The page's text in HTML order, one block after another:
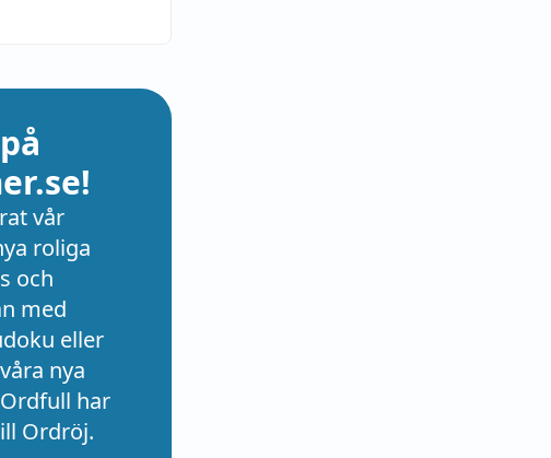
vår
roliga
och
med
eller
nya
har
Ordröj.